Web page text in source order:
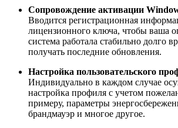
Сопровождение активации
Вводится регистрационная
лицензионного ключа, чтобы ваша
система работала стабильно долго
получать последние обновления.
Настройка пользовательского
Индивидуально в каждом случае
настройка профиля с учетом
примеру, параметры
брандмауэр и многое другое.